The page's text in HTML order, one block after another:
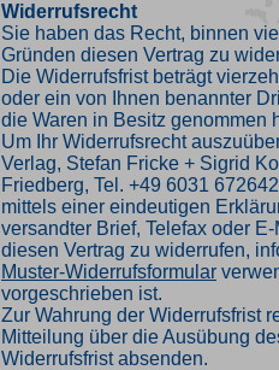
Widerrufsrecht
Sie haben das Recht, binnen
Gründen diesen Vertrag zu
Die Widerrufsfrist beträgt
oder ein von Ihnen benannter
die Waren in Besitz genommen
Um Ihr Widerrufsrecht
Verlag, Stefan Fricke + Sigrid
Friedberg, Tel. +49 6031
mittels einer eindeutigen
versandter Brief, Telefax oder
diesen Vertrag zu widerrufen,
Muster-Widerrufsformular
vorgeschrieben ist.
Zur Wahrung der Widerrufsfrist
Mitteilung über die Ausübung
Widerrufsfrist absenden.